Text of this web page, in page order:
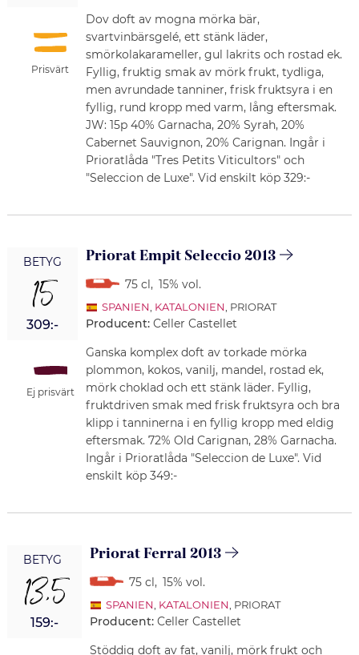
Prisvärt
Dov doft av mogna mörka bär,
svartvinbärsgelé, ett stänk läder,
smörkolakarameller, gul lakrits och rostad ek.
Fyllig, fruktig smak av mörk frukt, tydliga,
men avrundade tanniner, frisk fruktsyra i en
fyllig, rund kropp med varm, lång eftersmak.
JW: 15p 40% Garnacha, 20% Syrah, 20%
Cabernet Sauvignon, 20% Carignan. Ingår i
Prioratlåda "Tres Petits Viticultors" och
"Seleccion de Luxe". Vid enskilt köp 329:-
BETYG
15
309:-
Ej prisvärt
Priorat Empit Seleccio 2013
75 cl, 15% vol.
SPANIEN KATALONIEN , PRIORAT
Producent: Celler Castellet
Ganska komplex doft av torkade mörka
plommon, kokos, vanilj, mandel, rostad ek,
mörk choklad och ett stänk läder. Fyllig,
fruktdriven smak med frisk fruktsyra och bra
klipp i tanninerna i en fyllig kropp med eldig
eftersmak. 72% Old Carignan, 28% Garnacha.
Ingår i Prioratlåda "Seleccion de Luxe". Vid
enskilt köp 349:-
BETYG
13,5
159:-
Priorat Ferral 2013
75 cl, 15% vol.
SPANIEN KATALONIEN , PRIORAT
Producent: Celler Castellet
Stöddig doft av fat, vanilj, mörk frukt och